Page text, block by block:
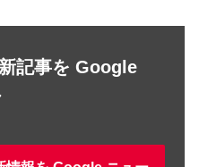
記事を Google